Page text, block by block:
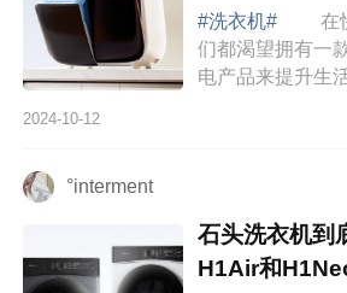
#洗衣机#
在快
们都渴望拥有一
电产品来提升生
2024-10-12
°interment
石头洗衣机到
H1Air和